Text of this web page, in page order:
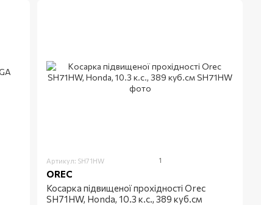
Артикул: SH71HW 1
OREC
Косарка підвищеної прохідності Orec
SH71HW, Honda, 10.3 к.с., 389 куб.см